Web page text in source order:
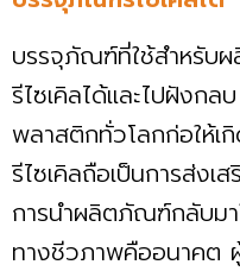
บรรจุภัณฑ์ที่ใช้สำหรับ
รีไซเคิลได้และไปฝังก
พลาสติกทั่วโลกก่อให้เ
รีไซเคิลถือเป็นการส่งเ
การนำผลิตภัณฑ์กลับม
ทางชีวภาพคืออนาคต